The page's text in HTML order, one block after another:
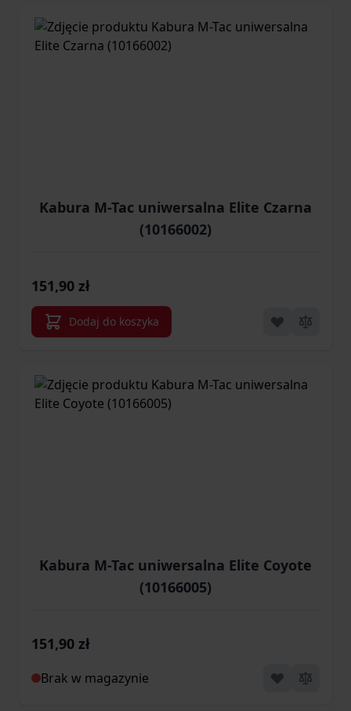
Kabura M-Tac uniwersalna Elite Czarna
(10166002)
151,90 zł
Dodaj do koszyka
Kabura M-Tac uniwersalna Elite Coyote
(10166005)
151,90 zł
Brak w magazynie